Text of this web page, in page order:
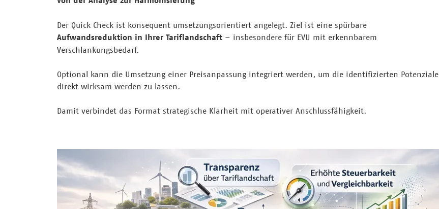
Der Quick Check ist konsequent umsetzungsorientiert angelegt. Ziel ist eine spürbare
Aufwandsreduktion in Ihrer Tariflandschaft – insbesondere für EVU mit erkennbarem
Verschlankungsbedarf.
Optional kann die Umsetzung einer Preisanpassung integriert werden, um die identifizierten Potenziale
direkt wirksam werden zu lassen.
Damit verbindet das Format strategische Klarheit mit operativer Anschlussfähigkeit.